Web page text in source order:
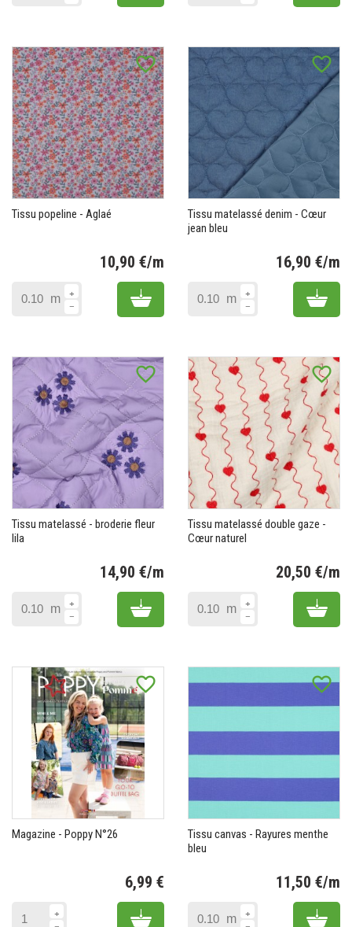
favorite_border
Tissu popeline - Aglaé
10,90 €/m
m Add to cart
favorite_border
Tissu matelassé denim - Cœur
jean bleu
16,90 €/m
m Add
favorite_border
Tissu matelassé - broderie fleur
lila
14,90 €/m
m Add to cart
favorite_border
Tissu matelassé double gaze -
Cœur naturel
20,50 €/m
m Add
favorite_border
Magazine - Poppy N°26
6,99 €
Add to cart
favorite_border
Tissu canvas - Rayures menthe
bleu
11,50 €/m
m Add